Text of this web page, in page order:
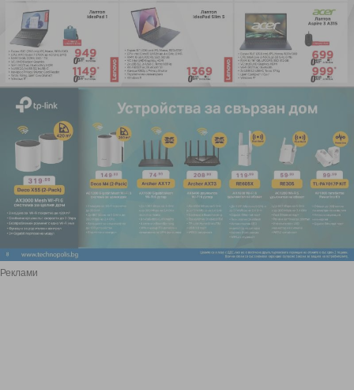
Реклами